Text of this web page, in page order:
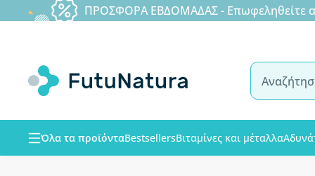
ΠΡΟΣΦΟΡΑ ΕΒΔΟΜΑΔΑΣ - Επωφεληθείτε
Όλα τα προϊόνταBestsellersΒιταμίνες και μέταλλα